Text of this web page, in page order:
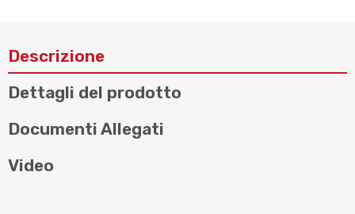
Descrizione
Dettagli del prodotto
Documenti Allegati
Video